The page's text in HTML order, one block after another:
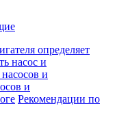
определяет
насос и
и
и
Рекомендации по